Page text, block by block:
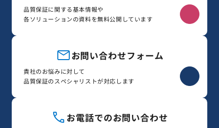
品質保証に関する基本情報や
各ソリューションの資料を無料公開しています
お問い合わせフォーム
貴社のお悩みに対して
品質保証のスペシャリストが対応します
お電話でのお問い合わせ